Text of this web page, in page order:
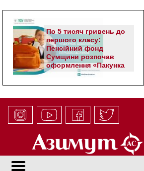
По 5 тисяч гривень до
першого класу:
Пенсійний фонд
Сумщини розпочав
оформлення «Пакунка
школяра»